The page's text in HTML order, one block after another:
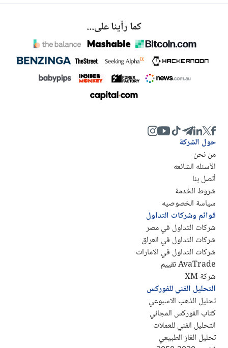
كما رأينا على...
حول الشركة
من نحن
الأسئله الشائعه
أتصل بنا
شروط الخدمة
سياسة الخصوصيه
قوائم وشركات التداول
شركات التداول في مصر
شركات التداول في العراق
شركات التداول في الامارات
AvaTrade تقييم
شركة XM
التحليل الفني للفوركس
تحليل الذهب الاسبوعي
كتاب الفوركس المجاني
التحليل الفني للعملات
تحليل الغاز الطبيعي